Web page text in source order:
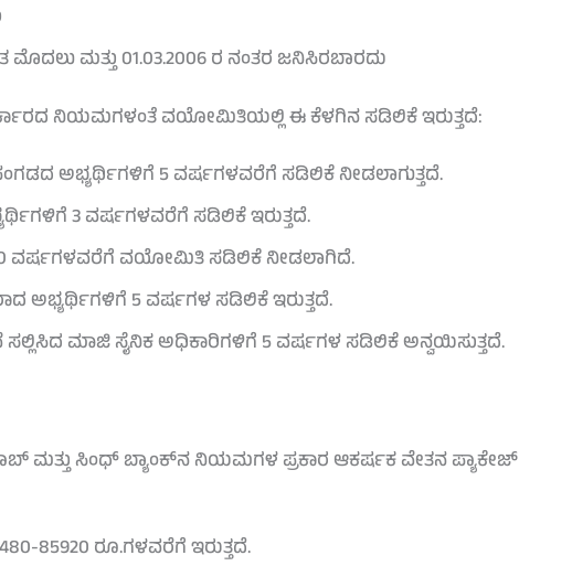
ಮೊದಲು ಮತ್ತು 01.03.2006 ರ ನಂತರ ಜನಿಸಿರಬಾರದು
ನಿಯಮಗಳಂತೆ ವಯೋಮಿತಿಯಲ್ಲಿ ಈ ಕೆಳಗಿನ ಸಡಿಲಿಕೆ ಇರುತ್ತದೆ:
ಅಭ್ಯರ್ಥಿಗಳಿಗೆ 5 ವರ್ಷಗಳವರೆಗೆ ಸಡಿಲಿಕೆ ನೀಡಲಾಗುತ್ತದೆ.
3 ವರ್ಷಗಳವರೆಗೆ ಸಡಿಲಿಕೆ ಇರುತ್ತದೆ.
ವರ್ಷಗಳವರೆಗೆ ವಯೋಮಿತಿ ಸಡಿಲಿಕೆ ನೀಡಲಾಗಿದೆ.
ಅಭ್ಯರ್ಥಿಗಳಿಗೆ 5 ವರ್ಷಗಳ ಸಡಿಲಿಕೆ ಇರುತ್ತದೆ.
ಸಲ್ಲಿಸಿದ ಮಾಜಿ ಸೈನಿಕ ಅಧಿಕಾರಿಗಳಿಗೆ 5 ವರ್ಷಗಳ ಸಡಿಲಿಕೆ ಅನ್ವಯಿಸುತ್ತದೆ.
ಮತ್ತು ಸಿಂಧ್ ಬ್ಯಾಂಕ್‌ನ ನಿಯಮಗಳ ಪ್ರಕಾರ ಆಕರ್ಷಕ ವೇತನ ಪ್ಯಾಕೇಜ್
85920 ರೂ.ಗಳವರೆಗೆ ಇರುತ್ತದೆ.